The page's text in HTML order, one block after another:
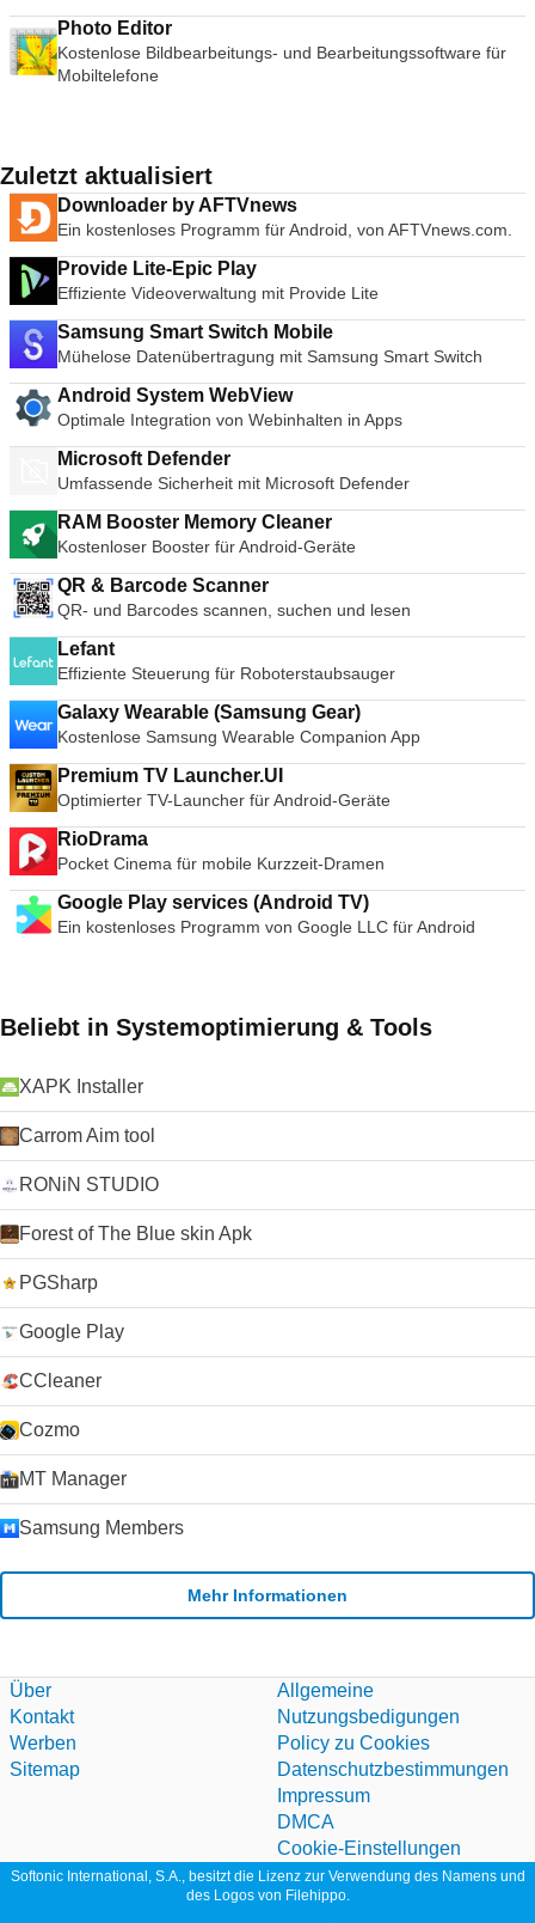
Photo Editor
Kostenlose Bildbearbeitungs- und Bearbeitungssoftware für
Mobiltelefone
Zuletzt aktualisiert
Downloader by AFTVnews
Ein kostenloses Programm für Android, von AFTVnews.com.
Provide Lite-Epic Play
Effiziente Videoverwaltung mit Provide Lite
Samsung Smart Switch Mobile
Mühelose Datenübertragung mit Samsung Smart Switch
Android System WebView
Optimale Integration von Webinhalten in Apps
Microsoft Defender
Umfassende Sicherheit mit Microsoft Defender
RAM Booster Memory Cleaner
Kostenloser Booster für Android-Geräte
QR & Barcode Scanner
QR- und Barcodes scannen, suchen und lesen
Lefant
Effiziente Steuerung für Roboterstaubsauger
Galaxy Wearable (Samsung Gear)
Kostenlose Samsung Wearable Companion App
Premium TV Launcher.UI
Optimierter TV-Launcher für Android-Geräte
RioDrama
Pocket Cinema für mobile Kurzzeit-Dramen
Google Play services (Android TV)
Ein kostenloses Programm von Google LLC für Android
Beliebt in Systemoptimierung & Tools
XAPK Installer
Carrom Aim tool
RONiN STUDIO
Forest of The Blue skin Apk
PGSharp
Google Play
CCleaner
Cozmo
MT Manager
Samsung Members
Mehr Informationen
Über
Kontakt
Werben
Sitemap
Allgemeine
Nutzungsbedigungen
Policy zu Cookies
Datenschutzbestimmungen
Impressum
DMCA
Cookie-Einstellungen
Softonic International, S.A., besitzt die Lizenz zur Verwendung des Namens und
des Logos von Filehippo.